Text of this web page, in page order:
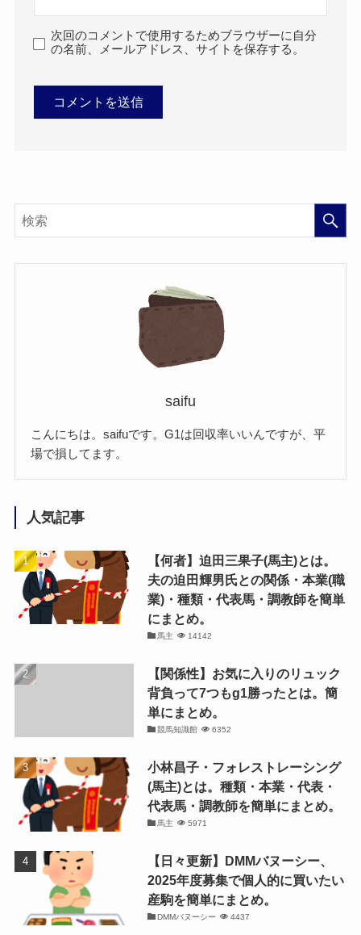
次回のコメントで使用するためブラウザーに自分
の名前、メールアドレス、サイトを保存する。
saifu
こんにちは。saifuです。G1は回収率いいんですが、平
場で損してます。
人気記事
【何者】迫田三果子(馬主)とは。
夫の迫田輝男氏との関係・本業(職
業)・種類・代表馬・調教師を簡単
にまとめ。
馬主 14142
【関係性】お気に入りのリュック
背負って7つもg1勝ったとは。簡
単にまとめ。
競馬知識館 6352
小林昌子・フォレストレーシング
(馬主)とは。種類・本業・代表・
代表馬・調教師を簡単にまとめ。
馬主 5971
【日々更新】DMMバヌーシー、
2025年度募集で個人的に買いたい
産駒を簡単にまとめ。
DMMバヌーシー 4437